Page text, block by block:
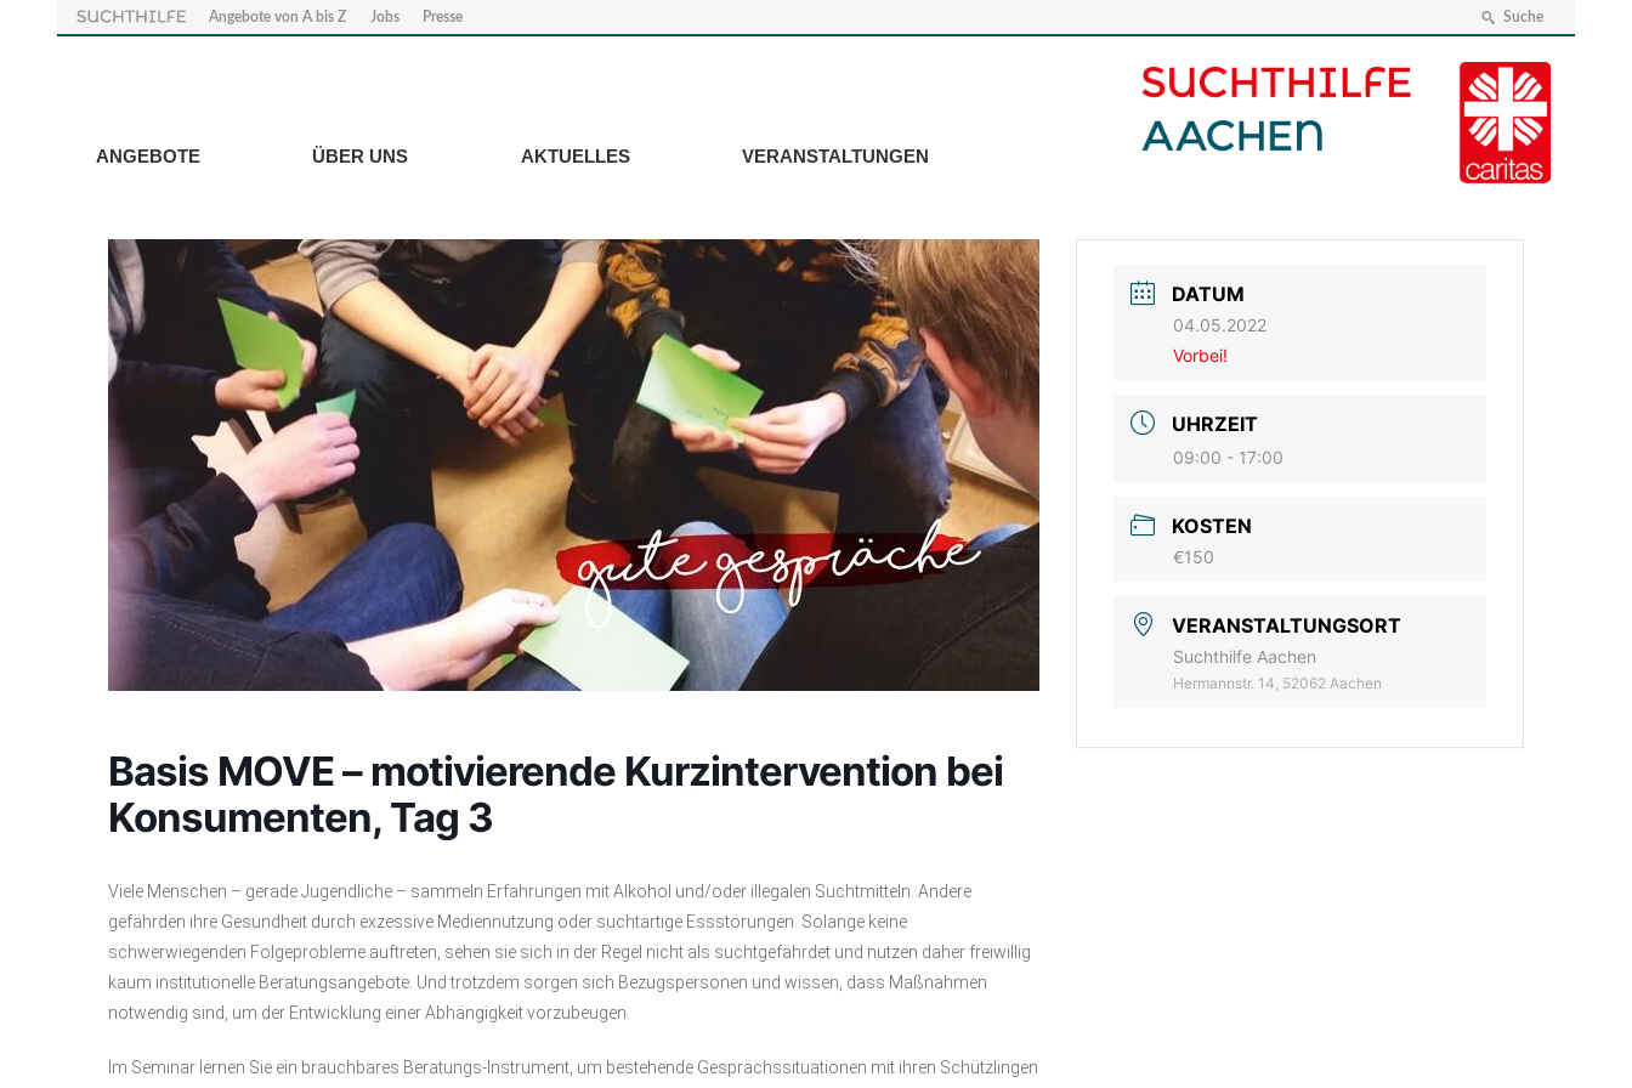
Angebote von A bis Z Jobs Presse Suche
ANGEBOTE ÜBER UNS AKTUELLES VERANSTALTUNGEN
Basis MOVE – motivierende Kurzintervention bei
Konsumenten, Tag 3
Viele Menschen – gerade Jugendliche – sammeln Erfahrungen mit Alkohol und/oder illegalen Suchtmitteln. Andere
gefährden ihre Gesundheit durch exzessive Mediennutzung oder suchtartige Essstörungen. Solange keine
schwerwiegenden Folgeprobleme auftreten, sehen sie sich in der Regel nicht als suchtgefährdet und nutzen daher freiwillig
kaum institutionelle Beratungsangebote. Und trotzdem sorgen sich Bezugspersonen und wissen, dass Maßnahmen
notwendig sind, um der Entwicklung einer Abhängigkeit vorzubeugen.
Im Seminar lernen Sie ein brauchbares Beratungs-Instrument, um bestehende Gesprächssituationen mit ihren Schützlingen
DATUM
04.05.2022
Vorbei!
UHRZEIT
09:00 - 17:00
KOSTEN
€150
VERANSTALTUNGSORT
Suchthilfe Aachen
Hermannstr. 14, 52062 Aachen